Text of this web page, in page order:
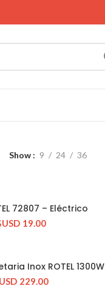
Show 9 24 36
STOCK
72807 – Eléctrico
19.00
STOCK
Inox ROTEL 1300W
229.00